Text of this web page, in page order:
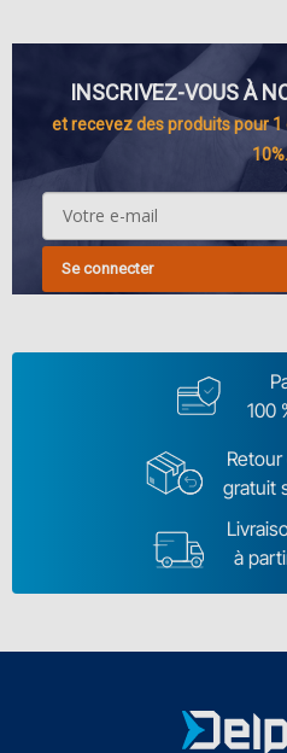
INSCRIVEZ-VOUS À
et recevez des produits pour
10%.
Se connecter
100
gratuit
à